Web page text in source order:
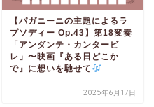
【パガニーニの主題によるラ
プソディー Op.43】第18変奏
「アンダンテ・カンタービ
レ」〜映画『ある日どこか
で』に想いを馳せて
2025年6月17日